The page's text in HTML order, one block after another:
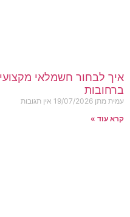
איך לבחור חשמלאי
ברחובות
עמית מתן 19/07/2026 אין תגובות
קרא עוד »